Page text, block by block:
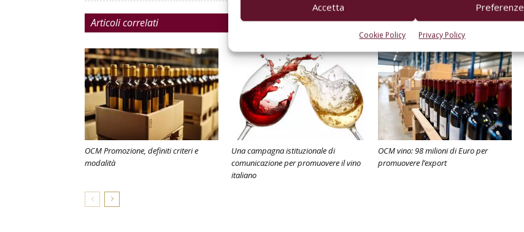
Accetta Preferenze
Cookie Policy Privacy Policy
Articoli correlati
OCM Promozione, definiti criteri e
modalità
Una campagna istituzionale di
comunicazione per promuovere il vino
italiano
OCM vino: 98 milioni di Euro per
promuovere l’export